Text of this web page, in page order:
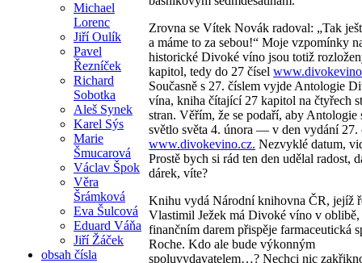
Michael
Lorenc
Jiří Oulík
Pavel
Řezníček
Richard
Sobotka
Aleš Synek
Karel Sýs
Marie
Šmucarová
Václav Špok
Věra
Šrámková
Eva Šulcová
Eduard Váňa
Jiří Žáček
obsah čísla
Zrovna se Vítek Novák radoval: „Tak
a máme to za sebou!“ Moje vzpomínky
historické Divoké víno jsou totiž
kapitol, tedy do 27 čísel
Současně s 27. číslem vyjde Antologie
vína, kniha čítající 27 kapitol na čtyřech
stran. Věřím, že se podaří, aby Antologie
světlo světa 4. února — v den vydání 27.
www.divokevino.cz. Nezvyklé datum,
Prostě bych si rád ten den udělal radost,
dárek, víte?
Knihu vydá Národní knihovna ČR, jejíž
Vlastimil Ježek má Divoké víno v oblibě,
finančním darem přispěje farmaceutická
Roche. Kdo ale bude výkonným
spoluvydavatelem…? Nechci nic